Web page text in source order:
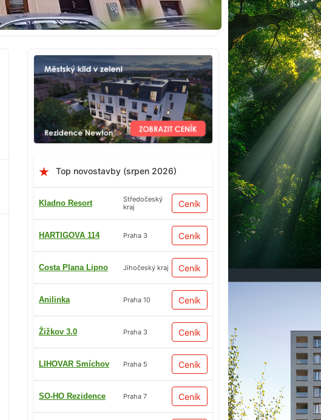
Top novostavby (srpen 2026)
Kladno Resort
Středočeský
kraj
Ceník
HARTIGOVA 114 Praha 3 Ceník
Costa Plana Lipno Jihočeský kraj Ceník
Anilinka Praha 10 Ceník
Žižkov 3.0 Praha 3 Ceník
LIHOVAR Smíchov Praha 5 Ceník
SO-HO Rezidence Praha 7 Ceník